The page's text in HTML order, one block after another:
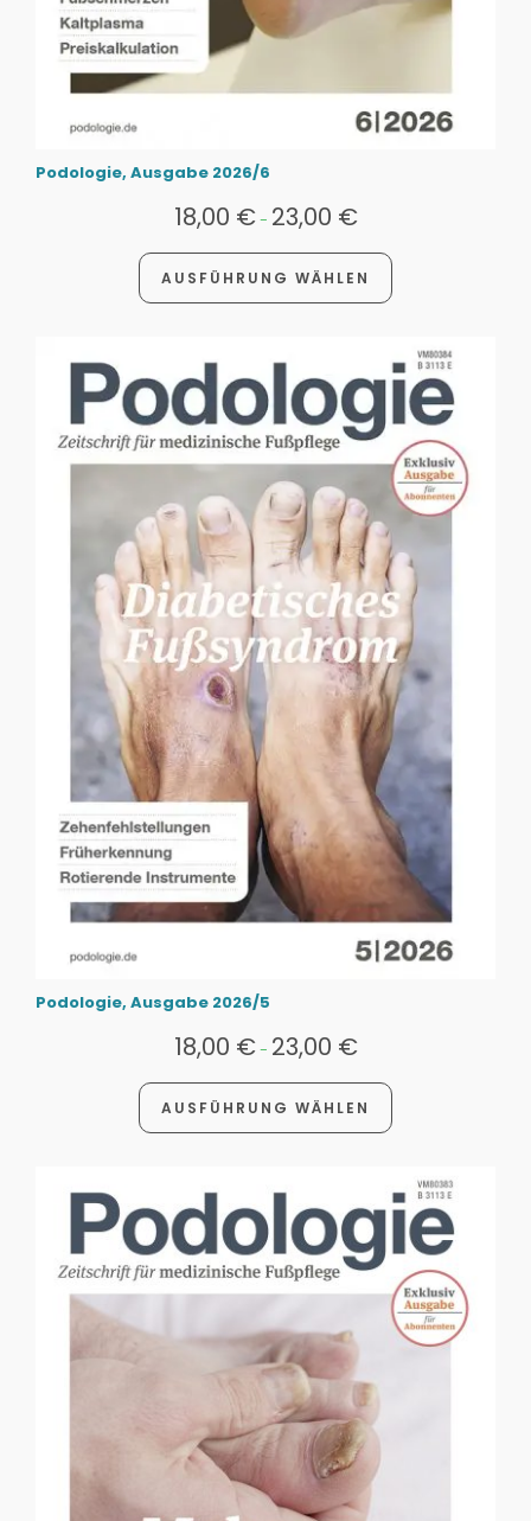
Podologie, Ausgabe 2026/6
18,00 €- 23,00 €
AUSFÜHRUNG WÄHLEN
Podologie, Ausgabe 2026/5
18,00 €- 23,00 €
AUSFÜHRUNG WÄHLEN